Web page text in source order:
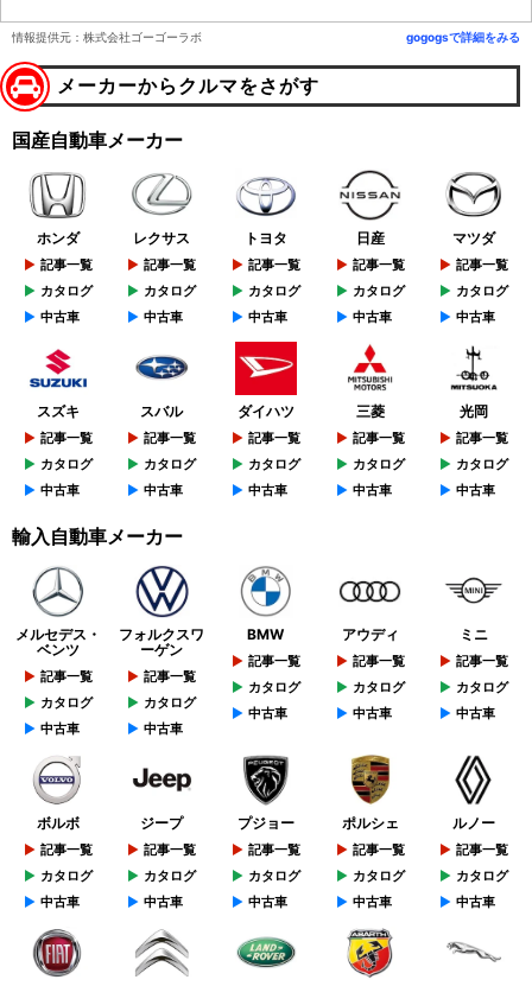
情報提供元：株式会社ゴーゴーラボ gogogsで詳細をみる
メーカーからクルマをさがす
国産自動車メーカー
ホンダ
記事一覧
カタログ
中古車
レクサス
記事一覧
カタログ
中古車
トヨタ
記事一覧
カタログ
中古車
日産
記事一覧
カタログ
中古車
マツダ
記事一覧
カタログ
中古車
スズキ
記事一覧
カタログ
中古車
スバル
記事一覧
カタログ
中古車
ダイハツ
記事一覧
カタログ
中古車
三菱
記事一覧
カタログ
中古車
光岡
記事一覧
カタログ
中古車
輸入自動車メーカー
メルセデス・
ベンツ
記事一覧
カタログ
中古車
フォルクスワ
ーゲン
記事一覧
カタログ
中古車
BMW
記事一覧
カタログ
中古車
アウディ
記事一覧
カタログ
中古車
ミニ
記事一覧
カタログ
中古車
ボルボ
記事一覧
カタログ
中古車
ジープ
記事一覧
カタログ
中古車
プジョー
記事一覧
カタログ
中古車
ポルシェ
記事一覧
カタログ
中古車
ルノー
記事一覧
カタログ
中古車